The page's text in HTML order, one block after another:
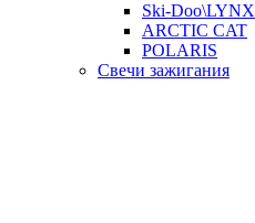
Ski-Doo\LYNX
ARCTIC CAT
POLARIS
Свечи зажигания